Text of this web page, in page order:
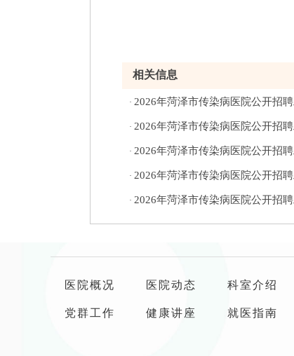
相关信息
· 2026年菏泽市传染病医院公开招
· 2026年菏泽市传染病医院公开招
· 2026年菏泽市传染病医院公开招
· 2026年菏泽市传染病医院公开招
· 2026年菏泽市传染病医院公开招
医院概况 医院动态 科室介绍
党群工作 健康讲座 就医指南